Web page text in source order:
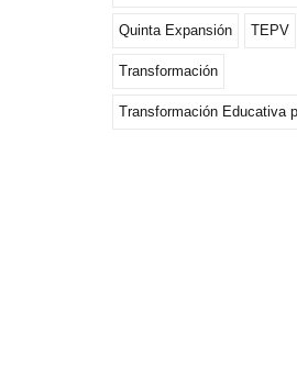
Quinta Expansión TEPV
Transformación
Transformación Educativa